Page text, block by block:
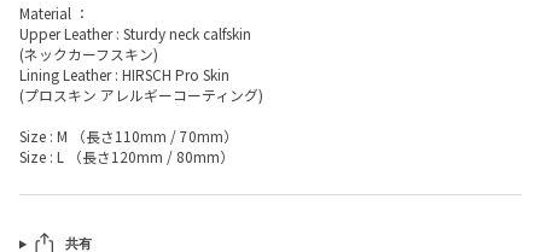
Material ：
Upper Leather : Sturdy neck calfskin
(ネックカーフスキン)
Lining Leather : HIRSCH Pro Skin
(プロスキン アレルギーコーティング)
Size : M （長さ110mm / 70mm）
Size : L （長さ120mm / 80mm）
共有